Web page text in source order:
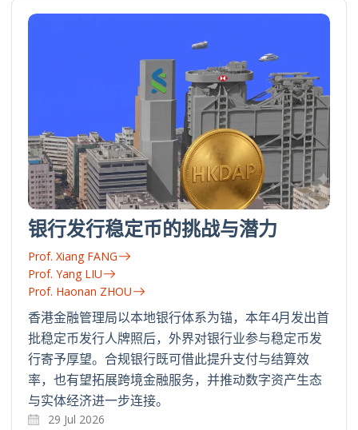
银行发行稳定币的挑战与潜力
Prof. Xiang FANG
Prof. Yang LIU
Prof. Haonan ZHOU
香港金融管理局以本地银行体系为锚，本年4月发出首
批稳定币发行人牌照后，外界对银行业参与稳定币发
行寄予厚望。合规银行既可借此提升支付与结算效
率，也有望拓展跨境金融服务，并推动数字资产生态
与实体经济进一步连接。
29 Jul 2026